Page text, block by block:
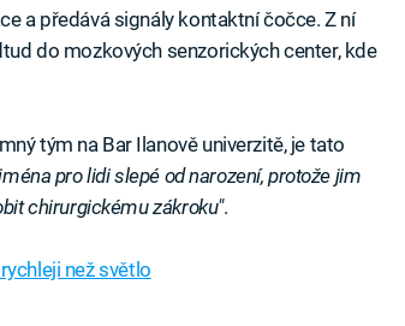
a předává signály kontaktní čočce. Z ní
do mozkových senzorických center, kde
tým na Bar Ilanově univerzitě, je tato
pro lidi slepé od narození, protože jim
chirurgickému zákroku".
než světlo